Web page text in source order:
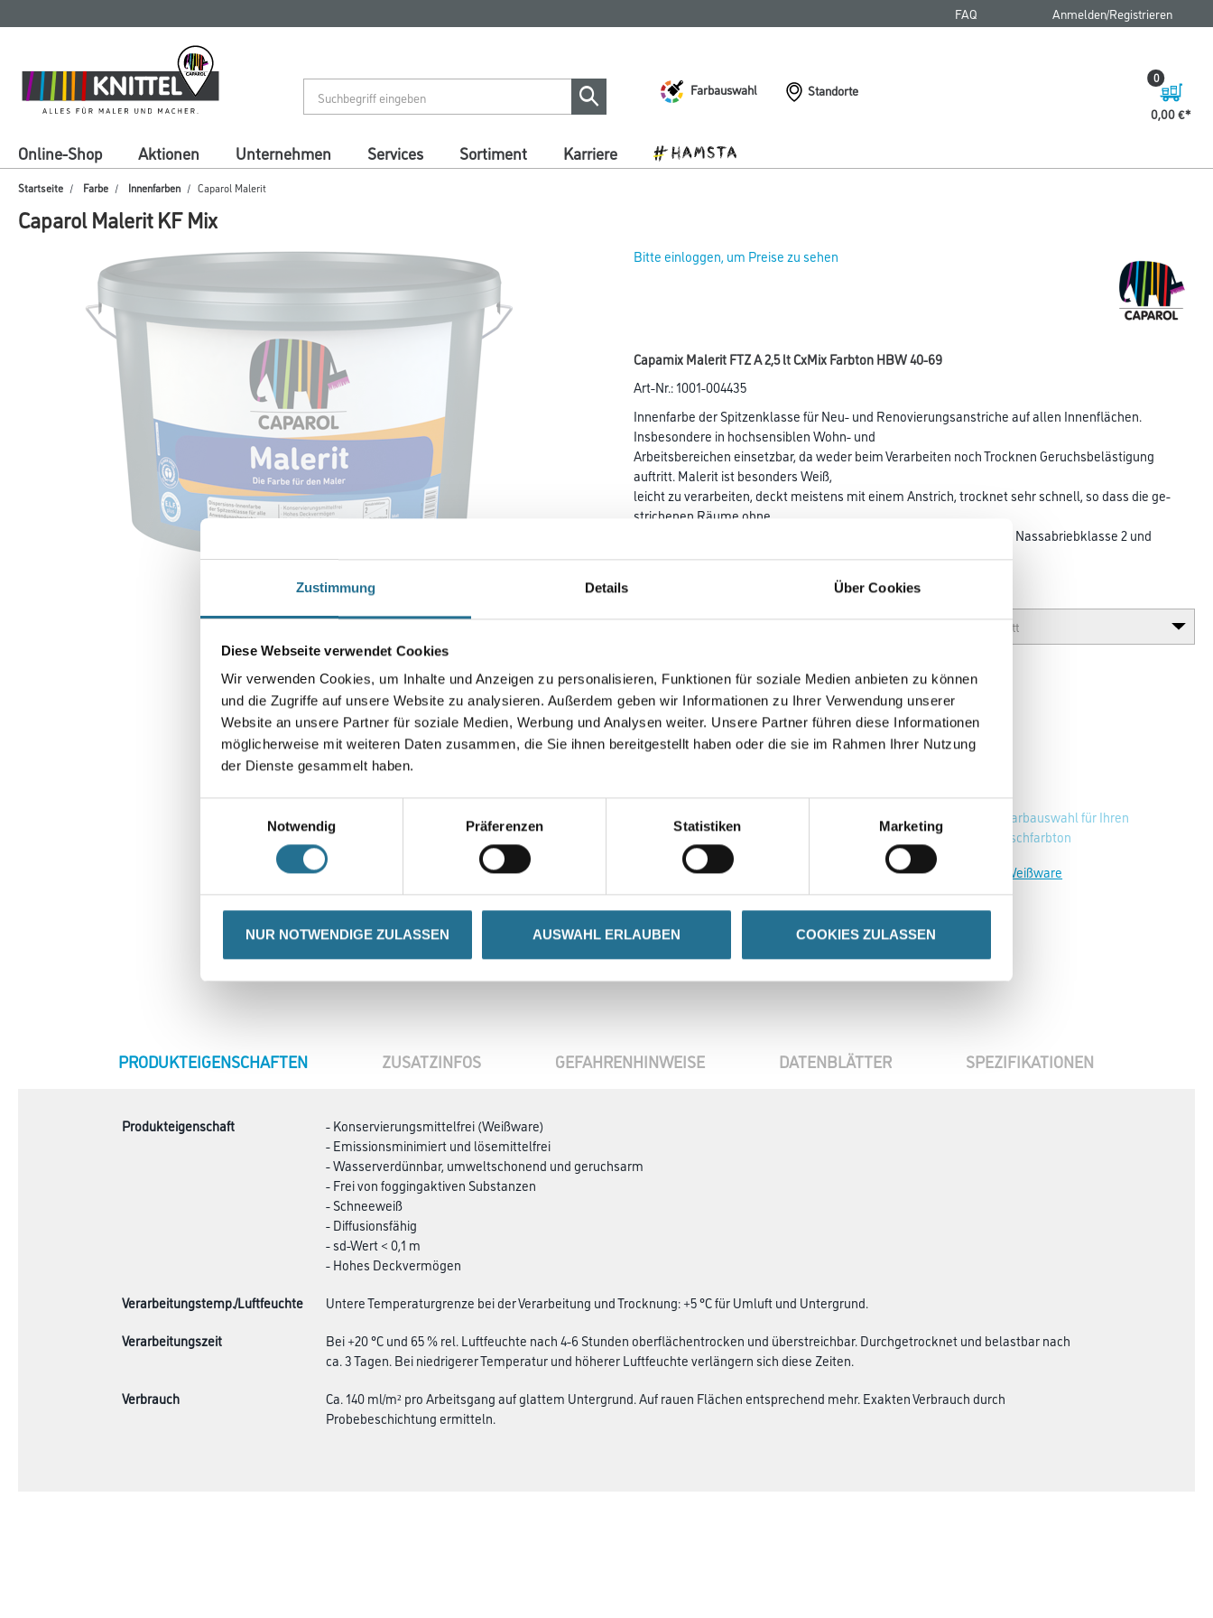
Zustimmung Details Über Cookies
Diese Webseite verwendet Cookies
Wir verwenden Cookies, um Inhalte und Anzeigen zu personalisieren, Funktionen für soziale Medien anbieten zu können
und die Zugriffe auf unsere Website zu analysieren. Außerdem geben wir Informationen zu Ihrer Verwendung unserer
Website an unsere Partner für soziale Medien, Werbung und Analysen weiter. Unsere Partner führen diese Informationen
möglicherweise mit weiteren Daten zusammen, die Sie ihnen bereitgestellt haben oder die sie im Rahmen Ihrer Nutzung
der Dienste gesammelt haben.
Notwendig
Präferenzen Statistiken Marketing
NUR NOTWENDIGE ZULASSEN AUSWAHL ERLAUBEN COOKIES ZULASSEN
springen
springen
FAQ Anmelden/Registrieren
Farbauswahl
Standorte
0,00 €
0
Online-Shop Aktionen Unternehmen Services Sortiment Karriere
Startseite Farbe Innenfarben Caparol Malerit
Caparol Malerit KF Mix
Bitte einloggen, um Preise zu sehen
Capamix Malerit FTZ A 2,5 lt CxMix Farbton HBW 40-69
Art-Nr.:1001-004435
Innenfarbe der Spitzenklasse für Neu- und Renovierungsanstriche auf allen Innenflächen.
Insbesondere in hochsensiblen Wohn- und
Arbeits­bereichen einsetzbar, da weder beim Ver­arbeiten noch Trocknen Geruchsbelästigung
auftritt. Malerit ist besonders Weiß,
leicht zu ver­­arbeiten, deckt meistens mit einem Anstrich, trocknet sehr schnell, so dass die ge­
strichenen Räume ohne
Wartezeiten schnell wieder genutzt oder bezogen werden können. Nassabriebklasse 2 und
Deckkraftklasse 1.
Zur Farbauswahl für Ihren
Wunschfarbton
Zur Weißware
CURRENT
PRODUKTEIGENSCHAFTEN ZUSATZINFOS GEFAHRENHINWEISE DATENBLÄTTER SPEZIFIKATIONEN
Produkteigenschaft
- Konservierungsmittelfrei (Weißware)
- Emissionsminimiert und lösemittelfrei
- Wasserverdünnbar, umweltschonend und geruchsarm
- Frei von foggingaktiven Substanzen
- Schneeweiß
- Diffusionsfähig
- sd-Wert < 0,1 m
- Hohes Deckvermögen
Verarbeitungstemp./Luftfeuchte
Untere Temperaturgrenze bei der Verarbeitung und Trocknung: +5 °C für Umluft und Untergrund.
Verarbeitungszeit
Bei +20 °C und 65 % rel. Luftfeuchte nach 4-6 Stunden oberflächentrocken und überstreichbar. Durchgetrocknet und belastbar nach
ca. 3 Tagen. Bei niedrigerer Temperatur und höherer Luftfeuchte verlängern sich diese Zeiten.
Verbrauch
Ca. 140 ml/m² pro Arbeitsgang auf glattem Untergrund. Auf rauen Flächen entsprechend mehr. Exakten Verbrauch durch
Probebeschichtung ermitteln.